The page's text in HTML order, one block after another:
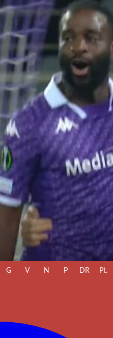
G V N P DR Pt.